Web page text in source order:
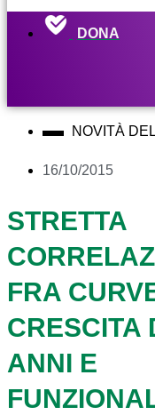
DONA
NOVITÀ
16/10/2015
STRETTA
FRA
CRESCITA
ANNI E